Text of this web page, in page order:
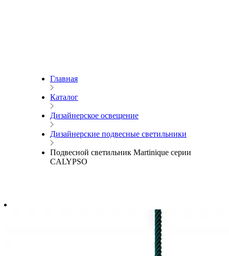
Главная
Каталог
Дизайнерское освещение
Дизайнерские подвесные светильники
Подвесной светильник Martinique серии
CALYPSO